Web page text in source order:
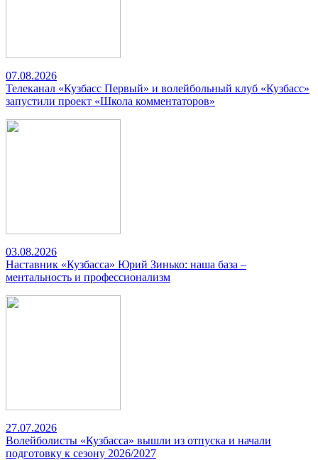
07.08.2026
Телеканал «Кузбасс Первый» и волейбольный клуб «Кузбасс»
запустили проект «Школа комментаторов»
03.08.2026
Наставник «Кузбасса» Юрий Зинько: наша база –
ментальность и профессионализм
27.07.2026
Волейболисты «Кузбасса» вышли из отпуска и начали
подготовку к сезону 2026/2027